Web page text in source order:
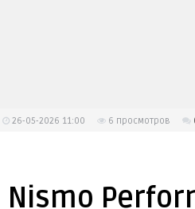
26-05-2026 11:00 6 просмотров
Nismo